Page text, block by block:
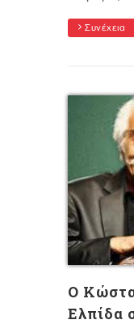
Συνέχεια
O
Ελπίδα